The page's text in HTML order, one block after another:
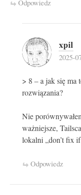
Odpowiedz
xpil
2025-
> 8 – a jak się ma
rozwiązania?
Nie
ważniejsze,
lokalni „don’t fix
Odpowiedz